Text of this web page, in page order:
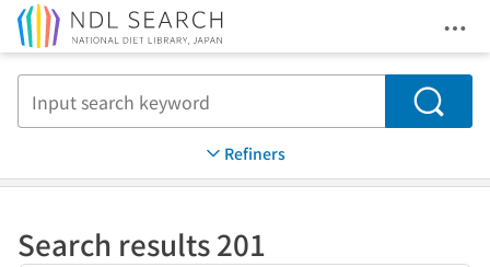
Search
Refiners
Search results 201